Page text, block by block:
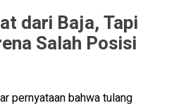
dari Baja, Tapi
Salah Posisi
pernyataan bahwa tulang